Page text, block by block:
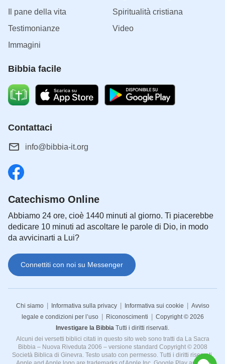
Il pane della vita
Spiritualità cristiana
Testimonianze
Video
Immagini
Bibbia facile
Contattaci
info@bibbia-it.org
Catechismo Online
Abbiamo 24 ore, cioè 1440 minuti al giorno. Ti piacerebbe
dedicare 10 minuti ad ascoltare le parole di Dio, in modo
da avvicinarti a Lui?
Connettiti con noi su Messenger
Chi siamo | Informativa sulla privacy | Informativa sui cookie | Avviso
legale e condizioni per l’uso | Riconoscimenti | Copyright © 2026
Investigare la Bibbia Tutti i diritti riservati.
Alcuni dei versetti biblici citati in questo sito web sono tratti da La Sacra
Bibbia – Nuova Riveduta 2006 – versione standard Copyright © 2008
Società Biblica di Ginevra. Testo usato con permesso. Tutti i diritti riservati.